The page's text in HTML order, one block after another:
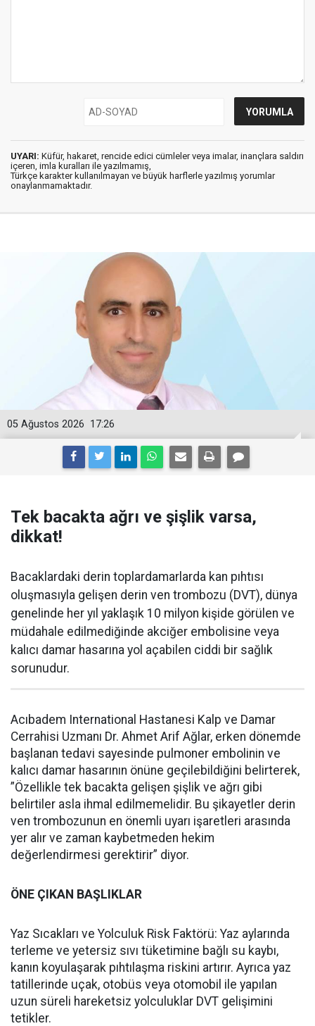
UYARI: Küfür, hakaret, rencide edici cümleler veya imalar, inançlara saldırı
içeren, imla kuralları ile yazılmamış,
Türkçe karakter kullanılmayan ve büyük harflerle yazılmış yorumlar
onaylanmamaktadır.
17:26
05 Ağustos 2026
Tek bacakta ağrı ve şişlik varsa,
dikkat!
Bacaklardaki derin toplardamarlarda kan pıhtısı
oluşmasıyla gelişen derin ven trombozu (DVT), dünya
genelinde her yıl yaklaşık 10 milyon kişide görülen ve
müdahale edilmediğinde akciğer embolisine veya
kalıcı damar hasarına yol açabilen ciddi bir sağlık
sorunudur.
Acıbadem International Hastanesi Kalp ve Damar
Cerrahisi Uzmanı Dr. Ahmet Arif Ağlar, erken dönemde
başlanan tedavi sayesinde pulmoner embolinin ve
kalıcı damar hasarının önüne geçilebildiğini belirterek,
”Özellikle tek bacakta gelişen şişlik ve ağrı gibi
belirtiler asla ihmal edilmemelidir. Bu şikayetler derin
ven trombozunun en önemli uyarı işaretleri arasında
yer alır ve zaman kaybetmeden hekim
değerlendirmesi gerektirir” diyor.
ÖNE ÇIKAN BAŞLIKLAR
Yaz Sıcakları ve Yolculuk Risk Faktörü: Yaz aylarında
terleme ve yetersiz sıvı tüketimine bağlı su kaybı,
kanın koyulaşarak pıhtılaşma riskini artırır. Ayrıca yaz
tatillerinde uçak, otobüs veya otomobil ile yapılan
uzun süreli hareketsiz yolculuklar DVT gelişimini
tetikler.